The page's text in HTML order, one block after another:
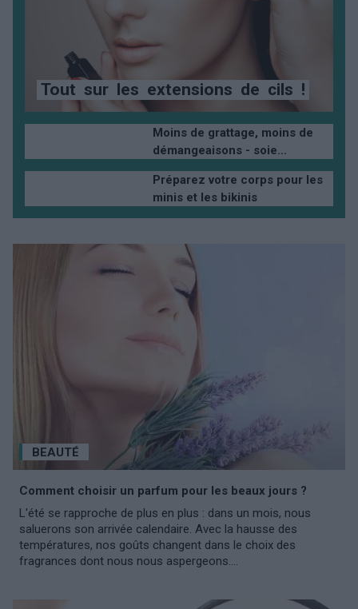
Tout sur les extensions de cils !
Moins de grattage, moins de
démangeaisons - soie...
Préparez votre corps pour les
minis et les bikinis
BEAUTÉ
Comment choisir un parfum pour les beaux jours ?
L'été se rapproche de plus en plus : dans un mois, nous
saluerons son arrivée calendaire. Avec la hausse des
températures, nos goûts changent dans le choix des
fragrances dont nous nous aspergeons....